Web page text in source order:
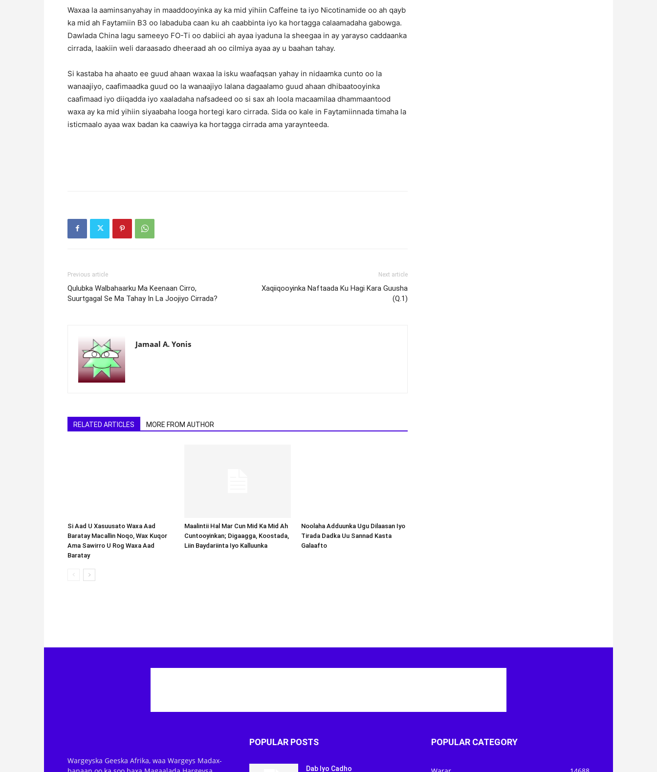
Waxaa la aaminsanyahay in maaddooyinka ay ka mid yihiin Caffeine ta iyo Nicotinamide oo ah qayb
ka mid ah Faytamiin B3 oo labaduba caan ku ah caabbinta iyo ka hortagga calaamadaha gabowga.
Dawlada China lagu sameeyo FO-Ti oo dabiici ah ayaa iyaduna la sheegaa in ay yarayso caddaanka
cirrada, laakiin weli daraasado dheeraad ah oo cilmiya ayaa ay u baahan tahay.
Si kastaba ha ahaato ee guud ahaan waxaa la isku waafaqsan yahay in nidaamka cunto oo la
wanaajiyo, caafimaadka guud oo la wanaajiyo lalana dagaalamo guud ahaan dhibaatooyinka
caafimaad iyo diiqadda iyo xaaladaha nafsadeed oo si sax ah loola macaamilaa dhammaantood
waxa ay ka mid yihiin siyaabaha looga hortegi karo cirrada. Sida oo kale in Faytamiinnada timaha la
isticmaalo ayaa wax badan ka caawiya ka hortagga cirrada ama yaraynteeda.
Previous article
Qulubka Walbahaarku Ma Keenaan Cirro,
Suurtgagal Se Ma Tahay In La Joojiyo Cirrada?
Next article
Xaqiiqooyinka Naftaada Ku Hagi Kara Guusha
(Q.1)
Jamaal A. Yonis
RELATED ARTICLES MORE FROM AUTHOR
Maalintii Hal Mar Cun Mid Ka Mid Ah
Cuntooyinkan; Digaagga, Koostada,
Liin Baydariinta Iyo Kalluunka
banaan oo ka soo baxa Magaalada Hargeysa.
January 18, 2018